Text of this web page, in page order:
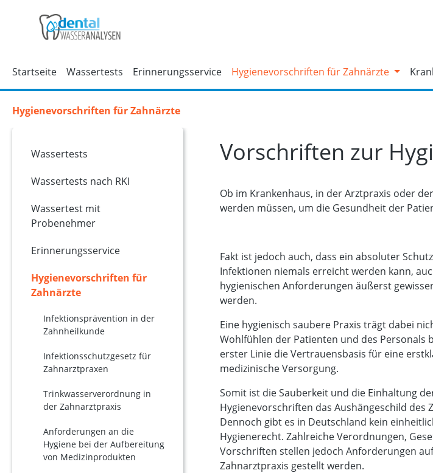
Hauptinhalt springen
Zur Suche springen
Zur Hauptnavigation springen
Startseite Wassertests Erinnerungsservice Hygienevorschriften für Zahnärzte
Hygienevorschriften für Zahnärzte
Wassertests
Wassertests nach RKI
Wassertest mit
Probenehmer
Erinnerungsservice
Hygienevorschriften für
Zahnärzte
Infektionsprävention in der
Zahnheilkunde
Infektionsschutzgesetz für
Zahnarztpraxen
Trinkwasserverordnung in
der Zahnarztpraxis
Anforderungen an die
Hygiene bei der Aufbereitung
von Medizinprodukten
Vorschriften zur
Ob im Krankenhaus, in der Arztpraxis oder
werden müssen, um die Gesundheit der
Fakt ist jedoch auch, dass ein absoluter
Infektionen niemals erreicht werden kann,
hygienischen Anforderungen äußerst
werden.
Eine hygienisch saubere Praxis trägt dabei
Wohlfühlen der Patienten und des Personals
erster Linie die Vertrauensbasis für eine
medizinische Versorgung.
Somit ist die Sauberkeit und die Einhaltung
Hygienevorschriften das Aushängeschild des
Dennoch gibt es in Deutschland kein
Hygienerecht. Zahlreiche Verordnungen,
Vorschriften stellen jedoch Anforderungen
Zahnarztpraxis gestellt werden.